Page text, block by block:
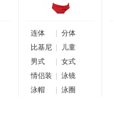
连体
分体
比基尼
儿童
男式
女式
情侣装
泳镜
泳帽
泳圈